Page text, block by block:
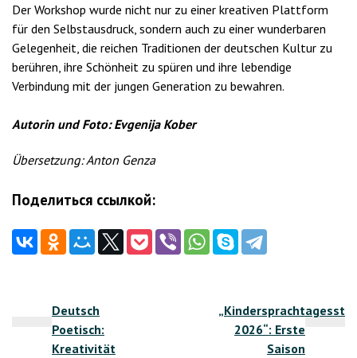
Der Workshop wurde nicht nur zu einer kreativen Plattform
für den Selbstausdruck, sondern auch zu einer wunderbaren
Gelegenheit, die reichen Traditionen der deutschen Kultur zu
berühren, ihre Schönheit zu spüren und ihre lebendige
Verbindung mit der jungen Generation zu bewahren.
Autorin und Foto: Evgenija Kober
Übersetzung: Anton Genza
Поделиться ссылкой:
Deutsch
Poetisch:
Kreativität
2026“: Erste
Saison